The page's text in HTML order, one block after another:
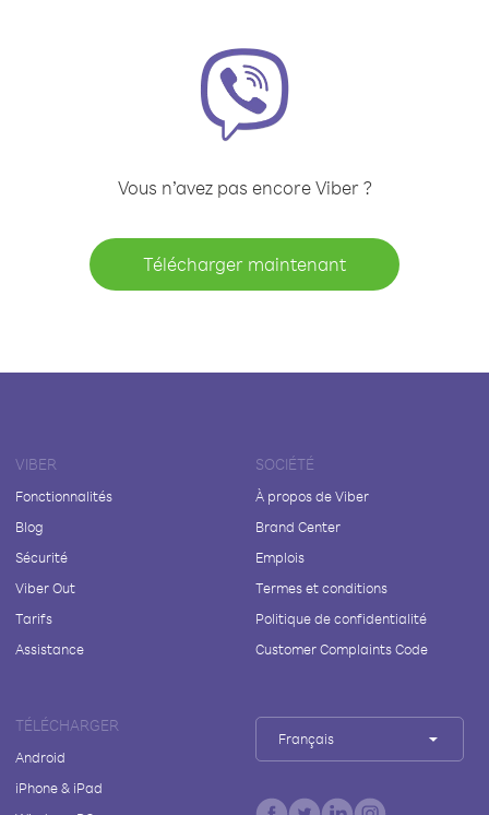
Vous n’avez pas encore Viber ?
Télécharger maintenant
VIBER
Fonctionnalités
Blog
Sécurité
Viber Out
Tarifs
Assistance
SOCIÉTÉ
À propos de Viber
Brand Center
Emplois
Termes et conditions
Politique de confidentialité
Customer Complaints Code
TÉLÉCHARGER
Android
iPhone & iPad
Français